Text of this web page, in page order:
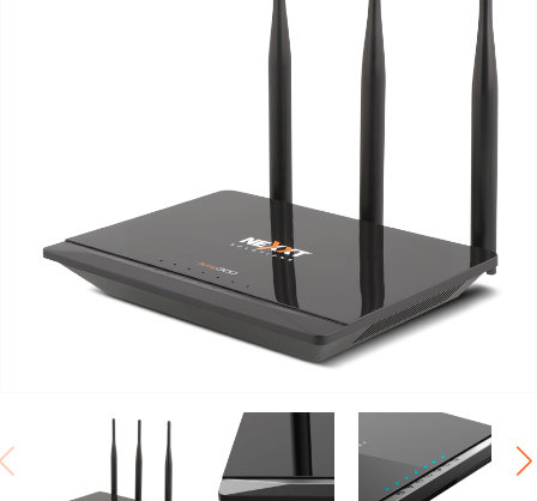
ARN02304U8